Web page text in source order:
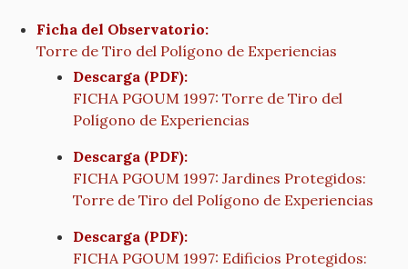
Ficha del Observatorio:
Torre de Tiro del Polígono de Experiencias
Descarga (PDF):
FICHA PGOUM 1997: Torre de Tiro del
Polígono de Experiencias
Descarga (PDF):
FICHA PGOUM 1997: Jardines Protegidos:
Torre de Tiro del Polígono de Experiencias
Descarga (PDF):
FICHA PGOUM 1997: Edificios Protegidos: